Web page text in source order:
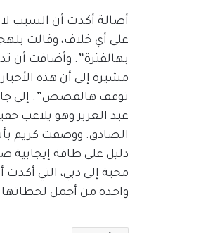
أصالة أكدت أن السبب
على أي خلاف، وقالت
بهالفترة”. وأضافت أن
مشيرة إلى أن هذه
توقف هالقصص”. إلى جانب
عبد العزيز وهو يلاعب
الصادق. ووصفت كريم
دليل على طاقة إيجابية
محبة إلى دبي، التي أكدت
واحدة من أجمل